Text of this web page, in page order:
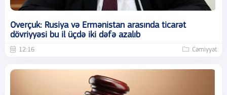
Overçuk: Rusiya və Ermənistan arasında ticarət
dövriyyəsi bu il üçdə iki dəfə azalıb
12:16 Cəmiyyət